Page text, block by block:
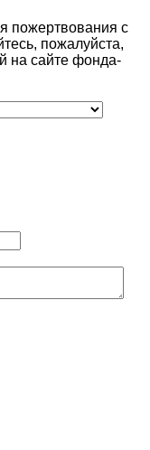
пожертвования с
пожалуйста,
на сайте фонда-